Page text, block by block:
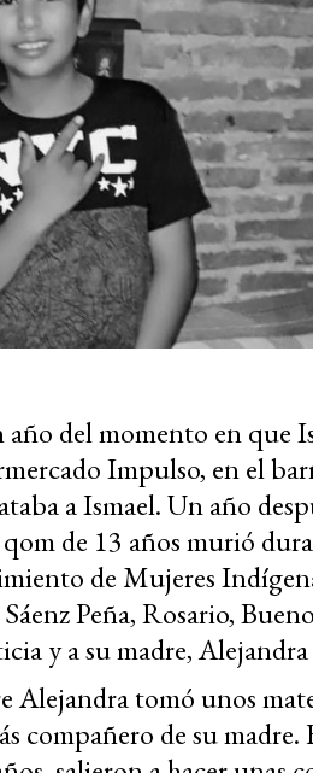
del momento en que
Impulso, en el
a Ismael. Un año
de 13 años murió
de Mujeres
Peña, Rosario,
y a su madre,
Alejandra tomó unos
compañero de su